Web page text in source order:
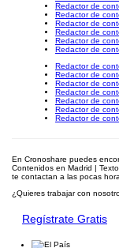
Redactor de
Redactor de
Redactor de
Redactor de
Redactor de
Redactor de
Redactor de
Redactor de
Redactor de
Redactor de
Redactor de
Redactor de
Redactor de
En Cronoshare puedes
Contenidos en Madrid |
te contactan a las pocas
¿Quieres trabajar con
Regístrate Gratis